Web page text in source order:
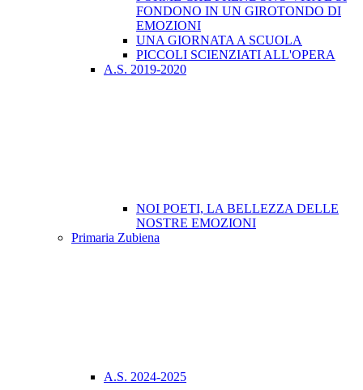
FONDONO IN UN GIROTONDO DI
EMOZIONI
UNA GIORNATA A SCUOLA
PICCOLI SCIENZIATI ALL'OPERA
A.S. 2019-2020
NOI POETI, LA BELLEZZA DELLE
NOSTRE EMOZIONI
Primaria Zubiena
A.S. 2024-2025